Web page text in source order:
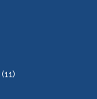
(11)